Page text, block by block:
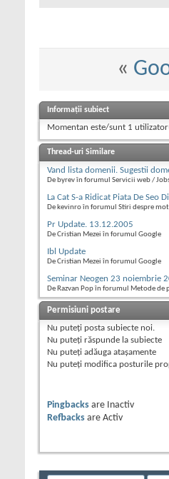
«
Informații subiect
Momentan este/sunt 1
Thread-uri Similare
Vand lista domenii. Sugestii
De byrev în forumul Servicii web /
La Cat S-a Ridicat Piata De Seo
De kevinro în forumul Stiri despre
Pr Update. 13.12.2005
De Cristian Mezei în forumul Google
Ibl Update
De Cristian Mezei în forumul Google
Seminar Neogen 23 noiembrie
De Razvan Pop în forumul Metode de
Permisiuni postare
Nu puteţi posta subiecte noi.
Nu puteţi răspunde la subiecte
Nu puteţi adăuga ataşamente
Nu puteţi modifica posturile
Pingbacks are
Inactiv
Refbacks are Activ